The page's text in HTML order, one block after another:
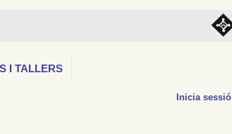
I TALLERS
Inicia sessió